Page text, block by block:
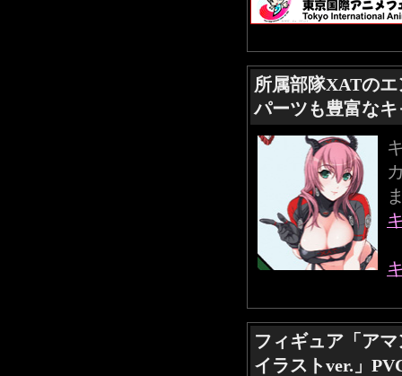
所属部隊XATの
パーツも豊富な
フィギュア「ア
イラストver.」